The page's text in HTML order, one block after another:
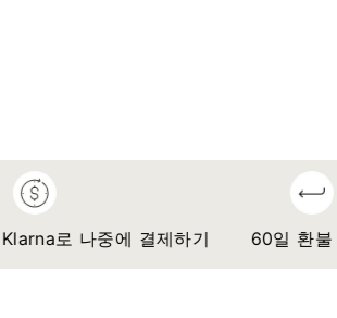
나중에 결제하기 60일 환불 보장